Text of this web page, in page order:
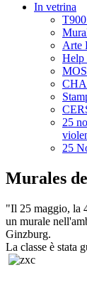
In vetrina
Arte
Help
25
25
Murales
"Il 25 maggio, la
un murale
Ginzburg.
La classe è stata